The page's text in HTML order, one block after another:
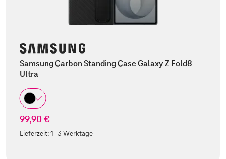
Samsung Carbon Standing Case Galaxy Z Fold8
Ultra
99,90 €
Lieferzeit:1-3 Werktage